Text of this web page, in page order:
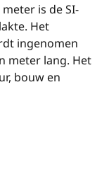
is de SI-
Het
ingenomen
meter lang. Het
bouw en